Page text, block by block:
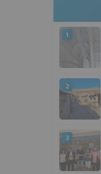
1
2
3